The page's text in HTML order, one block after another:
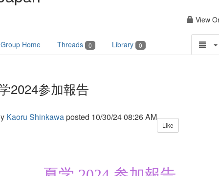
View
Group Home Threads 0 Library 0
2024参加報告
Kaoru Shinkawaposted 10/30/24 08:26 AM
Like